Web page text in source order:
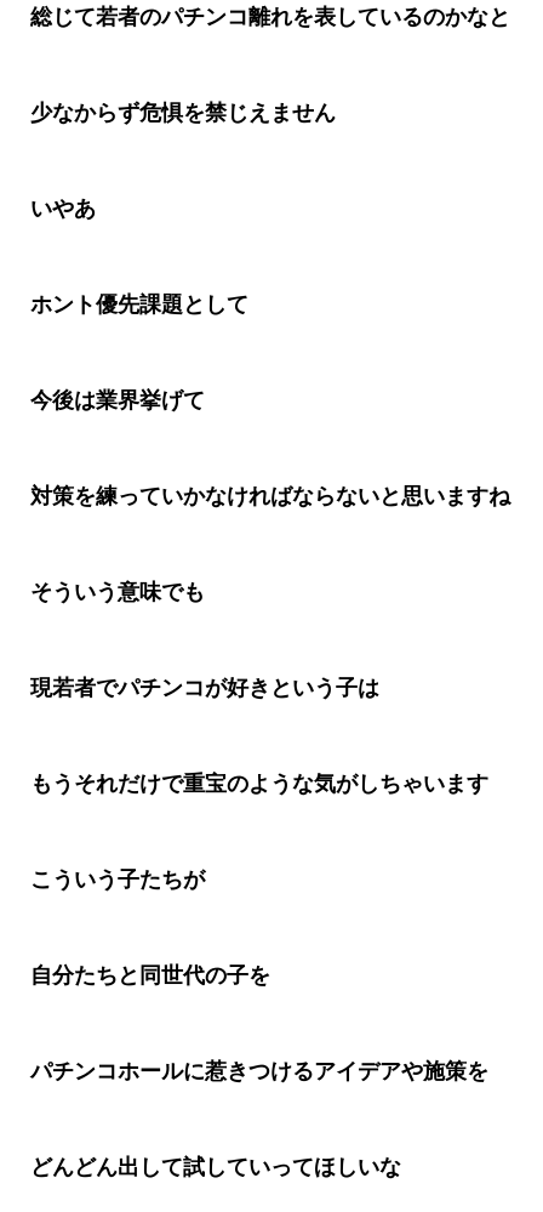
総じて若者のパチンコ離れを表しているのかなと
少なからず危惧を禁じえません
いやあ
ホント優先課題として
今後は業界挙げて
対策を練っていかなければならないと思いますね
そういう意味でも
現若者でパチンコが好きという子は
もうそれだけで重宝のような気がしちゃいます
こういう子たちが
自分たちと同世代の子を
パチンコホールに惹きつけるアイデアや施策を
どんどん出して試していってほしいな